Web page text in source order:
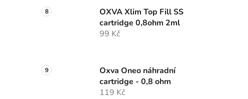
OXVA Xlim Top Fill SS
cartridge 0,8ohm 2ml
99 Kč
Oxva Oneo náhradní
cartridge - 0,8 ohm
119 Kč